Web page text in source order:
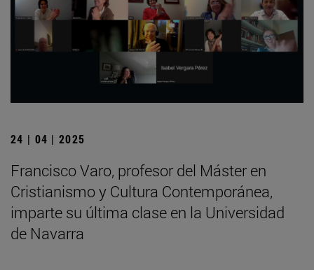
24 | 04 | 2025
Francisco Varo, profesor del Máster en
Cristianismo y Cultura Contemporánea,
imparte su última clase en la Universidad
de Navarra